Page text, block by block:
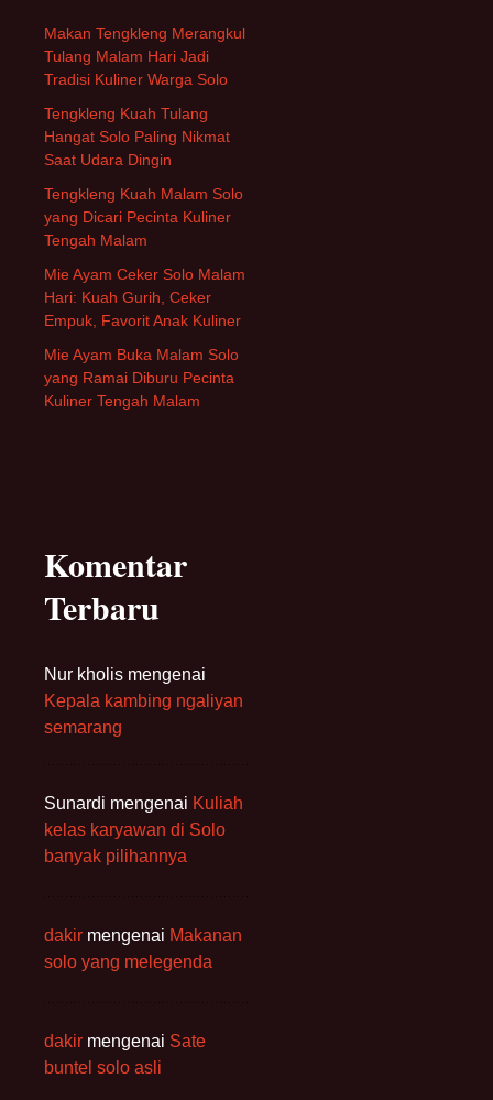
Makan Tengkleng Merangkul
Tulang Malam Hari Jadi
Tradisi Kuliner Warga Solo
Tengkleng Kuah Tulang
Hangat Solo Paling Nikmat
Saat Udara Dingin
Tengkleng Kuah Malam Solo
yang Dicari Pecinta Kuliner
Tengah Malam
Mie Ayam Ceker Solo Malam
Hari: Kuah Gurih, Ceker
Empuk, Favorit Anak Kuliner
Mie Ayam Buka Malam Solo
yang Ramai Diburu Pecinta
Kuliner Tengah Malam
Komentar
Terbaru
Nur kholis mengenai
Kepala kambing ngaliyan
semarang
Sunardi mengenai Kuliah
kelas karyawan di Solo
banyak pilihannya
dakir mengenai Makanan
solo yang melegenda
dakir mengenai Sate
buntel solo asli